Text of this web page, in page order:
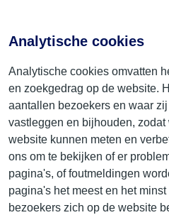
Analytische cookies
Analytische cookies omvatten
en zoekgedrag op de website.
aantallen bezoekers en waar
vastleggen en bijhouden,
website kunnen meten en
ons om te bekijken of er
pagina's, of foutmeldingen
pagina's het meest en het
bezoekers zich op de website